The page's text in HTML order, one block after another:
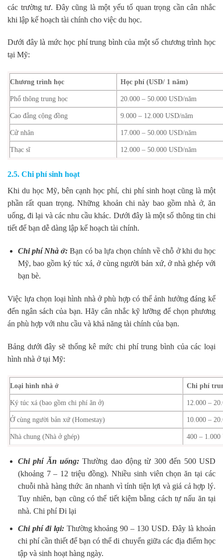
các trường tư. Đây cũng là một yếu tố quan trọng cần cân nhắc
khi lập kế hoạch tài chính cho việc du học.
Dưới đây là mức học phí trung bình của một số chương trình học
tại Mỹ:
Chương trình học Học phí (USD/ 1 năm)
Phổ thông trung học 20.000 – 50.000 USD/năm
Cao đẳng cộng đồng 9.000 – 12.000 USD/năm
Cử nhân 17.000 – 50.000 USD/năm
Thạc sĩ 12.000 – 50.000 USD/năm
2.5. Chi phí sinh hoạt
Khi du học Mỹ, bên cạnh học phí, chi phí sinh hoạt cũng là một
phần rất quan trọng. Những khoản chi này bao gồm nhà ở, ăn
uống, đi lại và các nhu cầu khác. Dưới đây là một số thông tin chi
tiết để bạn dễ dàng lập kế hoạch tài chính.
Chi phí Nhà ở: Bạn có ba lựa chọn chính về chỗ ở khi du học
Mỹ, bao gồm ký túc xá, ở cùng người bản xứ, ở nhà ghép với
bạn bè.
Việc lựa chọn loại hình nhà ở phù hợp có thể ảnh hưởng đáng kể
đến ngân sách của bạn. Hãy cân nhắc kỹ lưỡng để chọn phương
án phù hợp với nhu cầu và khả năng tài chính của bạn.
Bảng dưới đây sẽ thống kê mức chi phí trung bình của các loại
hình nhà ở tại Mỹ:
Loại hình nhà ở Chi phí
Ký túc xá (bao gồm chi phí ăn ở) 12.000 –
Ở cùng người bản xứ (Homestay) 10.000 –
Nhà chung (Nhà ở ghép) 400 – 1.000
Chi phí Ăn uống:Thường dao động từ 300 đến 500 USD
(khoảng 7 – 12 triệu đồng). Nhiều sinh viên chọn ăn tại các
chuỗi nhà hàng thức ăn nhanh vì tính tiện lợi và giá cả hợp lý.
Tuy nhiên, bạn cũng có thể tiết kiệm bằng cách tự nấu ăn tại
nhà. Chi phí Đi lại
Chi phí đi lại: Thường khoảng 90 – 130 USD. Đây là khoản
chi phí cần thiết để bạn có thể di chuyển giữa các địa điểm học
tập và sinh hoạt hàng ngày.